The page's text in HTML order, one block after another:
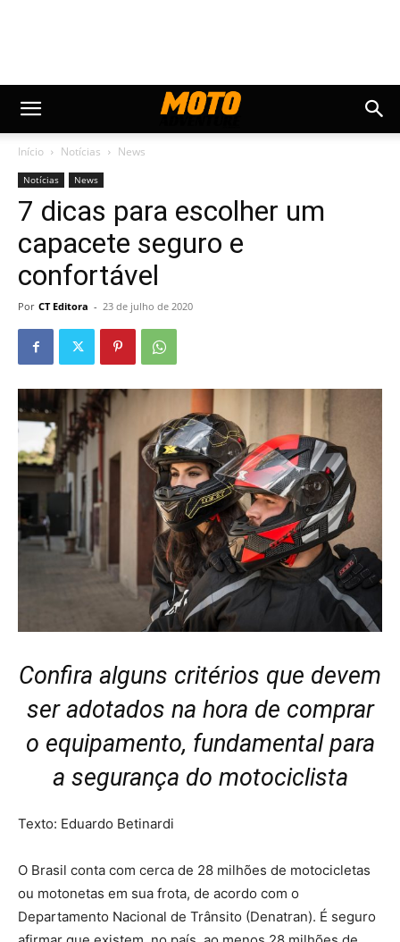
Início Notícias News
Notícias News
7 dicas para escolher um
capacete seguro e
confortável
Por CT Editora - 23 de julho de 2020
Confira alguns critérios que devem
ser adotados na hora de comprar
o equipamento, fundamental para
a segurança do motociclista
Texto: Eduardo Betinardi
O Brasil conta com cerca de 28 milhões de motocicletas
ou motonetas em sua frota, de acordo com o
Departamento Nacional de Trânsito (Denatran). É seguro